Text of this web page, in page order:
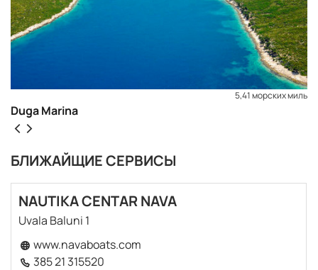
5,41 морских миль
Duga Marina
БЛИЖАЙЩИЕ СЕРВИСЫ
NAUTIKA CENTAR NAVA
Uvala Baluni 1
www.navaboats.com
385 21 315520